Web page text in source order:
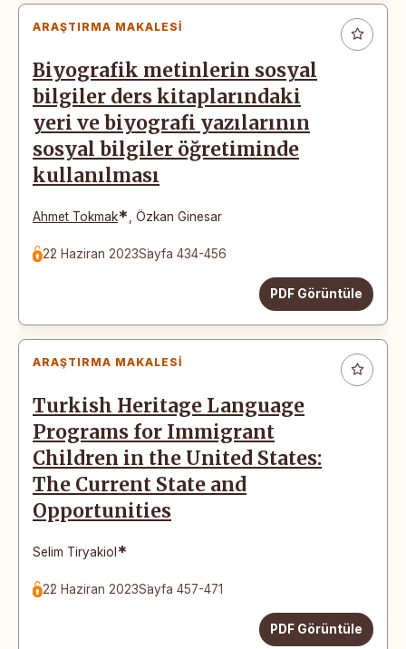
ARAŞTIRMA MAKALESI
Biyografik metinlerin sosyal
bilgiler ders kitaplarındaki
yeri ve biyografi yazılarının
sosyal bilgiler öğretiminde
kullanılması
Ahmet Tokmak* Özkan Ginesar
22 Haziran 2023Sayfa 434-456
PDF Görüntüle
ARAŞTIRMA MAKALESI
Turkish Heritage Language
Programs for Immigrant
Children in the United States:
The Current State and
Opportunities
Selim Tiryakiol *
22 Haziran 2023Sayfa 457-471
PDF Görüntüle